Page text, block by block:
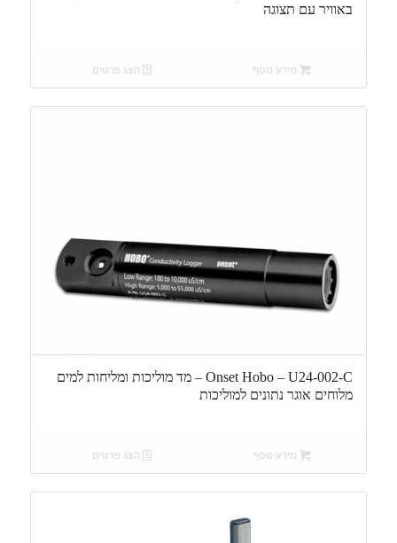
באוויר עם תצוגה
מידע נוסף הצג פרטים
Onset Hobo – U24-002-C – מד מוליכות ומליחות למים
מלוחים אוגר נתונים למוליכות
מידע נוסף הצג פרטים